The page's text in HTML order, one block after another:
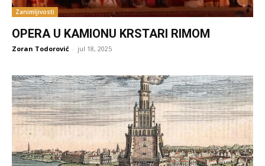
Zanimljivosti
OPERA U KAMIONU KRSTARI RIMOM
Zoran Todorović - jul 18, 2025